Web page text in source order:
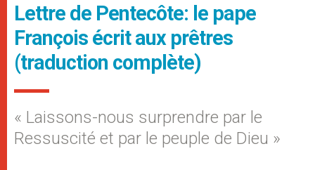
Lettre de Pentecôte: le pape
François écrit aux prêtres
(traduction complète)
« Laissons-nous surprendre par le
Ressuscité et par le peuple de Dieu »